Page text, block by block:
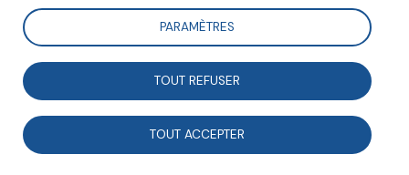
Inscription
Inscription en ligne
PARAMÈTRES
TOUT REFUSER
TOUT ACCEPTER